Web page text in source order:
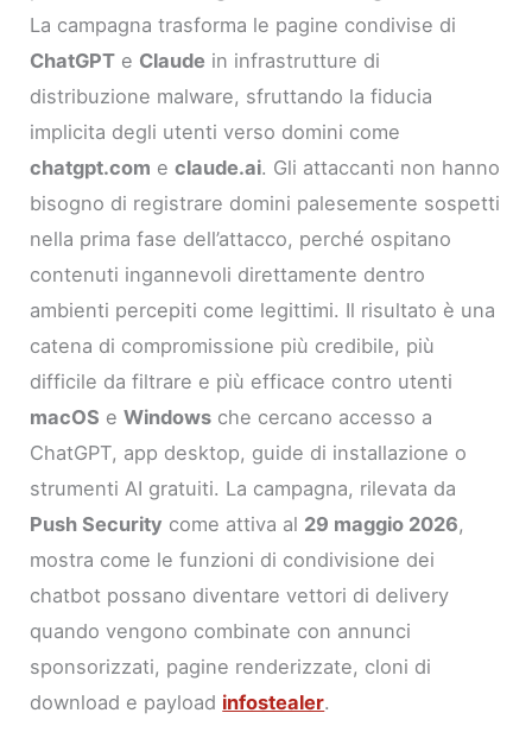
La campagna trasforma le pagine condivise di
ChatGPT e Claude in infrastrutture di
distribuzione malware, sfruttando la fiducia
implicita degli utenti verso domini come
chatgpt.com eclaude.ai. Gli attaccanti non hanno
bisogno di registrare domini palesemente sospetti
nella prima fase dell’attacco, perché ospitano
contenuti ingannevoli direttamente dentro
ambienti percepiti come legittimi. Il risultato è una
catena di compromissione più credibile, più
difficile da filtrare e più efficace contro utenti
macOS eWindows che cercano accesso a
ChatGPT, app desktop, guide di installazione o
strumenti AI gratuiti. La campagna, rilevata da
Push Security come attiva al 29 maggio 2026,
mostra come le funzioni di condivisione dei
chatbot possano diventare vettori di delivery
quando vengono combinate con annunci
sponsorizzati, pagine renderizzate, cloni di
download e payload infostealer.